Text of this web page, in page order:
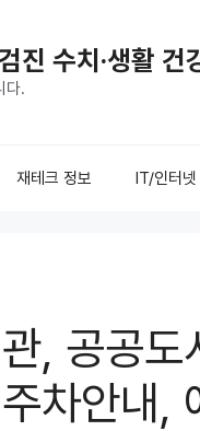
수치·생활 건
다.
재테크 정보 IT/인터넷
, 공공
차안내,